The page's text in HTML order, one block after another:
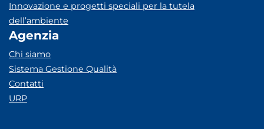
Innovazione e progetti speciali per la tutela
dell’ambiente
Agenzia
Chi siamo
Sistema Gestione Qualità
Contatti
URP